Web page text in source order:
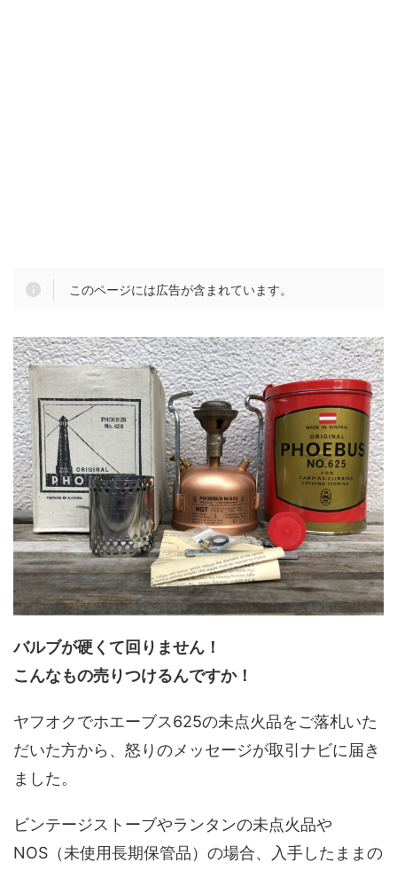
このページには広告が含まれています。
バルブが硬くて回りません！
こんなもの売りつけるんですか！
ヤフオクでホエーブス625の未点火品をご落札いた
だいた方から、怒りのメッセージが取引ナビに届き
ました。
ビンテージストーブやランタンの未点火品や
NOS（未使用長期保管品）の場合、入手したままの